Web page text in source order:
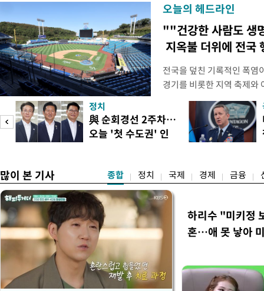
오늘의 헤드라인
""건강한 사람도 생
지옥불 더위에 전국
전국을 덮친 기록적인 폭염
경기를 비롯한 지역 축제와
되고 있다. 골프장과 테니
문을 닫거나 운영 시간을
전문가들은 최근 폭염이 단
감당하기 어려운 수준에 이
정치
與 순회경선 2주차…
오늘 '첫 수도권' 인
많이 본 기사 종합 정치 국제 경제 금융
하리수 "미키정
혼…애 못 낳아